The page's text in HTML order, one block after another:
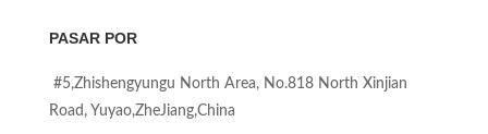
PASAR POR
#5,Zhishengyungu North Area, No.818 North Xinjian
Road, Yuyao,ZheJiang,China